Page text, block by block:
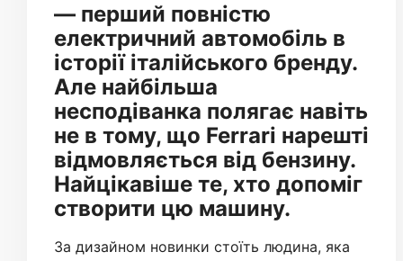
— перший повністю
електричний автомобіль в
історії італійського бренду.
Але найбільша
несподіванка полягає навіть
не в тому, що Ferrari нарешті
відмовляється від бензину.
Найцікавіше те, хто допоміг
створити цю машину.
За дизайном новинки стоїть людина, яка